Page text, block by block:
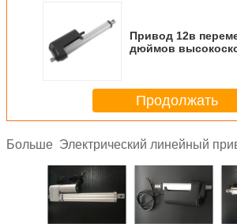
Привод 12в
дюймов
Продолжать
Больше Электрический линейный